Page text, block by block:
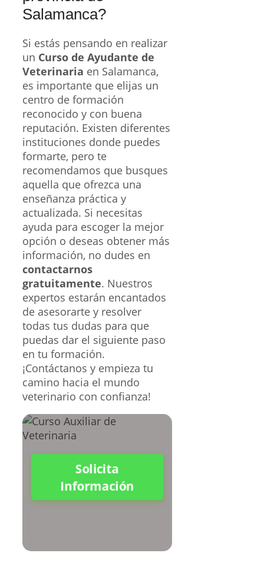
Salamanca?
Si estás pensando en realizar
un Curso de Ayudante de
Veterinaria en Salamanca,
es importante que elijas un
centro de formación
reconocido y con buena
reputación. Existen diferentes
instituciones donde puedes
formarte, pero te
recomendamos que busques
aquella que ofrezca una
enseñanza práctica y
actualizada. Si necesitas
ayuda para escoger la mejor
opción o deseas obtener más
información, no dudes en
contactarnos
gratuitamente. Nuestros
expertos estarán encantados
de asesorarte y resolver
todas tus dudas para que
puedas dar el siguiente paso
en tu formación.
¡Contáctanos y empieza tu
camino hacia el mundo
veterinario con confianza!
Solicita
Información